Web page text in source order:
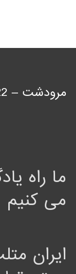
مرودشت – 22 بهمن شمالی
ما راه
می کنیم
ایران